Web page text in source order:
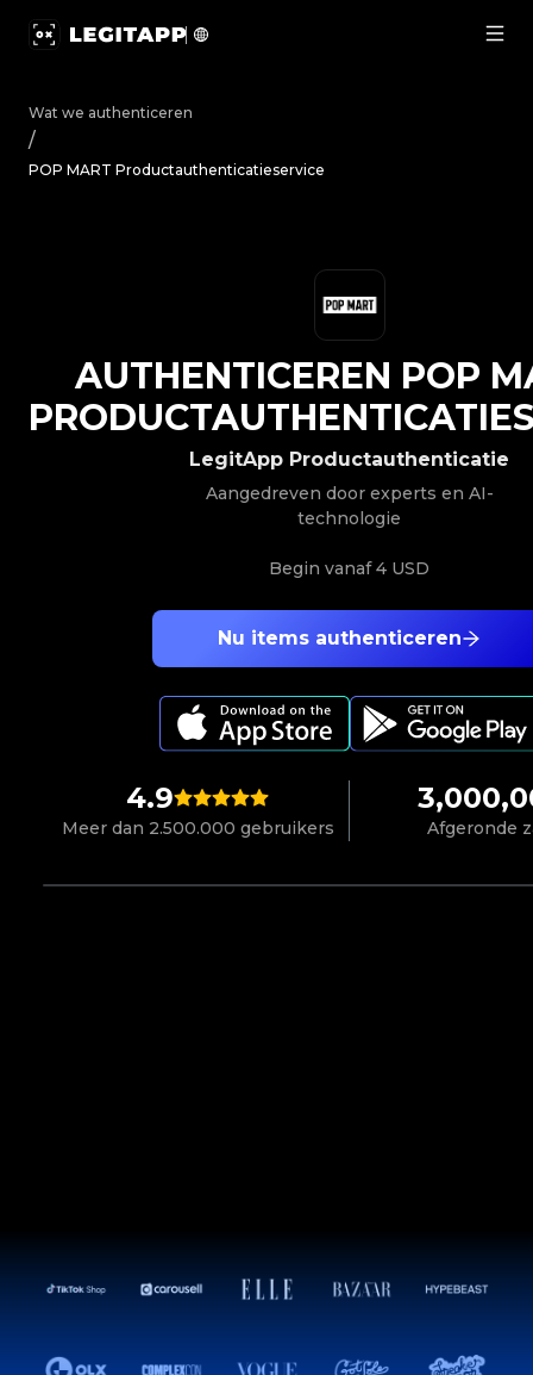
Wat we authenticeren
/
POP MART Productauthenticatieservice
4.9
Meer dan 2.500.000 gebruikers Afgeronde
Nu items authenticeren
LegitApp Productauthenticatie
Aangedreven door experts en AI-
technologie
Begin vanaf4 USD
AUTHENTICEREN POP